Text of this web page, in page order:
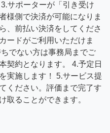
サポーターが「引き受け
様側で決済が可能になりま
、前払い決済をしてくださ
ードがご利用いただけま
でない方は事務局までご
契約となります。 4.予定日
実施します！ 5.サービス提
ください。評価まで完了す
取ることができます。